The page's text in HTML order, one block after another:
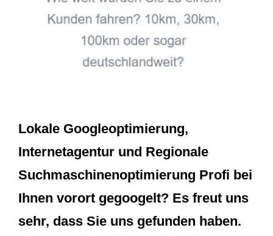
Lokale Googleoptimierung,
Internetagentur und Regionale
Suchmaschinenoptimierung Profi bei
Ihnen vorort gegoogelt? Es freut uns
sehr, dass Sie uns gefunden haben.